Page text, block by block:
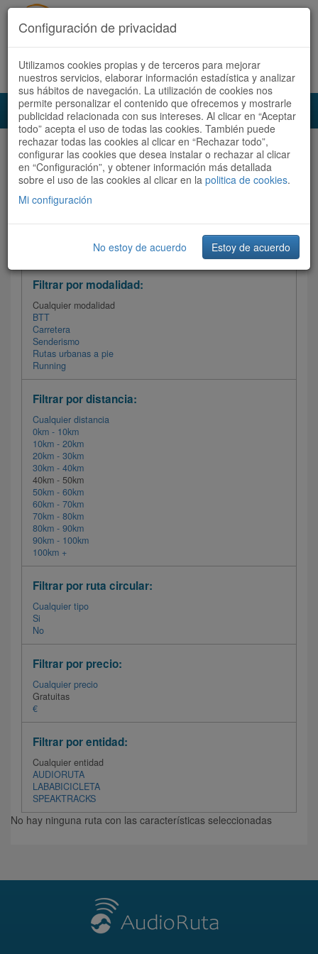
Acceder Registrate ahora Español | Català
Audioruta Todas las rutas
Todas las rutas Ordenar por:Más recientes
Filtrar las rutas
Filtrar por modalidad:
Cualquier modalidad
BTT
Carretera
Senderismo
Rutas urbanas a pie
Running
Filtrar por distancia:
Cualquier distancia
0km - 10km
10km - 20km
20km - 30km
30km - 40km
40km - 50km
50km - 60km
60km - 70km
70km - 80km
80km - 90km
90km - 100km
100km +
Filtrar por ruta circular:
Cualquier tipo
Si
No
Filtrar por precio:
Cualquier precio
Gratuitas
€
Filtrar por entidad:
Cualquier entidad
AUDIORUTA
LABABICICLETA
SPEAKTRACKS
No hay ninguna ruta con las características seleccionadas
Configuración de privacidad
Utilizamos cookies propias y de terceros para mejorar
nuestros servicios, elaborar información estadística y analizar
sus hábitos de navegación. La utilización de cookies nos
permite personalizar el contenido que ofrecemos y mostrarle
publicidad relacionada con sus intereses. Al clicar en “Aceptar
todo” acepta el uso de todas las cookies. También puede
rechazar todas las cookies al clicar en “Rechazar todo”,
configurar las cookies que desea instalar o rechazar al clicar
en “Configuración”, y obtener información más detallada
sobre el uso de las cookies al clicar en la politica de cookies.
Mi configuración
No estoy de acuerdo Estoy de acuerdo